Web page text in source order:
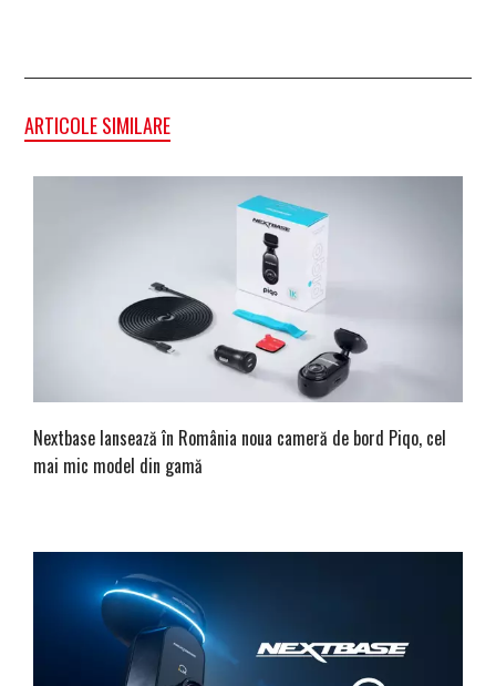
ARTICOLE SIMILARE
Nextbase lansează în România noua cameră de bord Piqo, cel
mai mic model din gamă